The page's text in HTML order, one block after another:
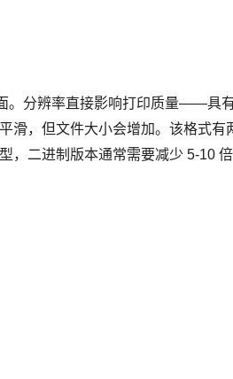
。分辨率直接影响打印质量——具
滑，但文件大小会增加。该格式有
，二进制版本通常需要减少 5-10